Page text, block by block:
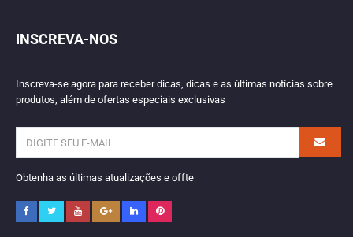
INSCREVA-NOS
Inscreva-se agora para receber dicas, dicas e as últimas notícias sobre
produtos, além de ofertas especiais exclusivas
Obtenha as últimas atualizações e offte